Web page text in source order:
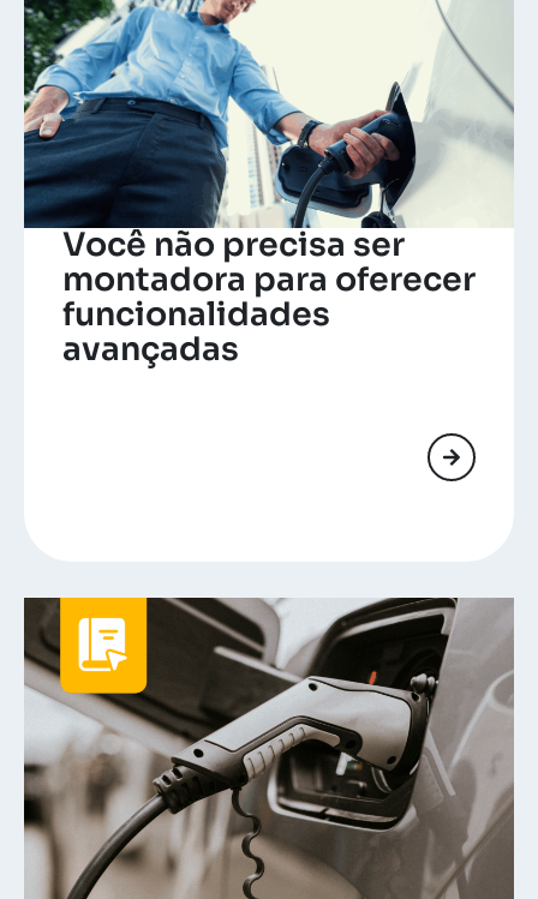
Você não precisa ser
montadora para oferecer
funcionalidades
avançadas